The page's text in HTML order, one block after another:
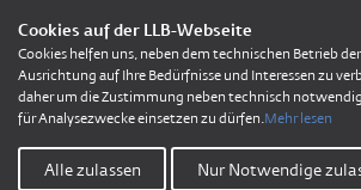
Cookies auf der LLB-Webseite
Cookies helfen uns, neben dem technischen Betrieb
Ausrichtung auf Ihre Bedürfnisse und Interessen zu
daher um die Zustimmung neben technisch
für Analysezwecke einsetzen zu dürfen.Mehr lesen
Alle zulassen Nur Notwendige